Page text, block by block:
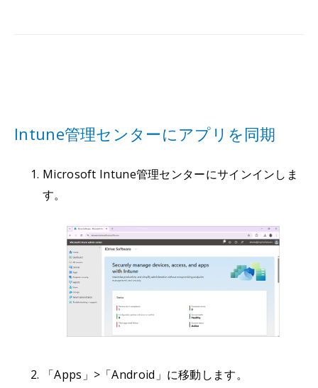
Intune管理センターにアプリを同期
Microsoft Intune管理センターにサインインしま
す。
「Apps」>「Android」に移動します。